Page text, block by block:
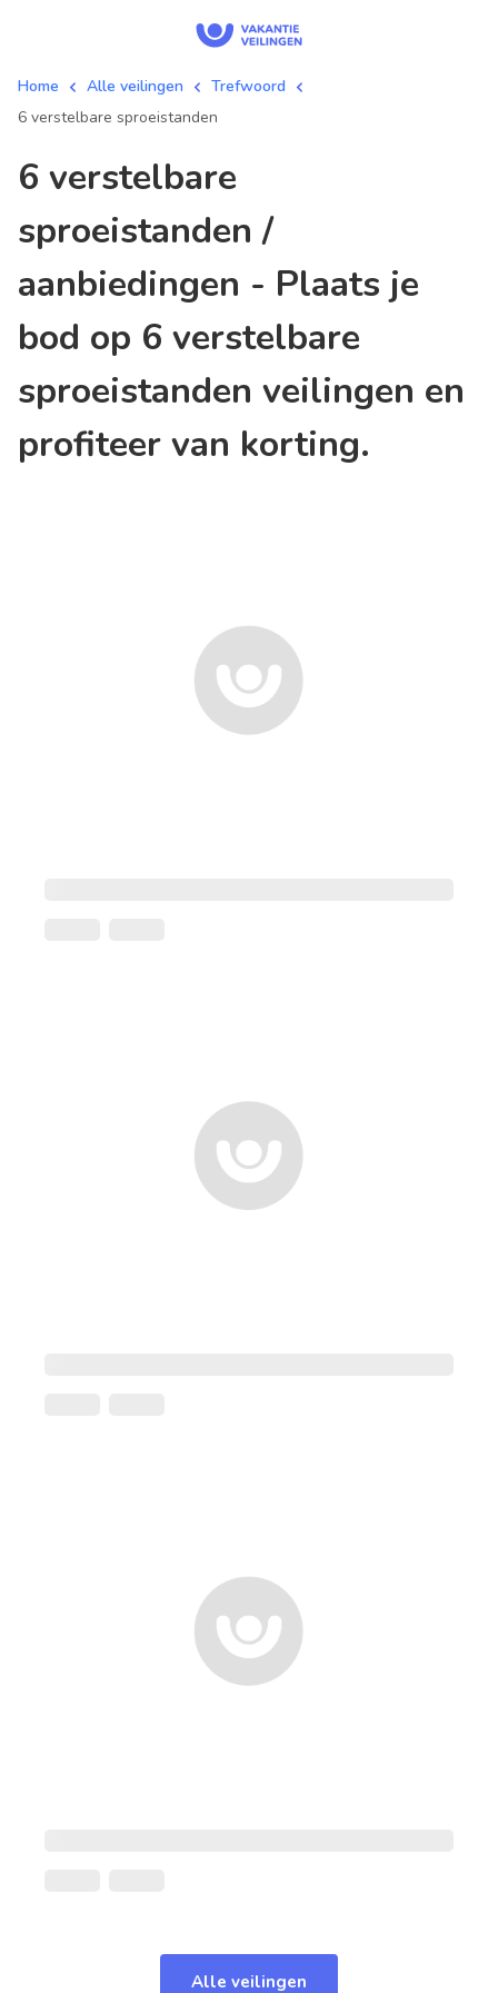
Home Alle veilingen
Trefwoord
6 verstelbare sproeistanden
6 verstelbare
sproeistanden /
aanbiedingen - Plaats je
bod op 6 verstelbare
sproeistanden veilingen en
profiteer van korting.
Alle veilingen